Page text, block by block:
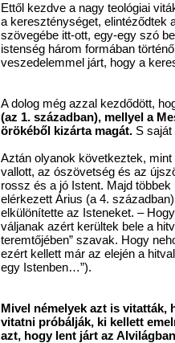
Ettől kezdve a nagy teológiai
a kereszténységet, elintéződtek
szövegébe itt-ott, egy-egy szó
istenség három formában
veszedelemmel járt, hogy a
A dolog még azzal kezdődött,
(az 1. században), mellyel a
örökéből kizárta magát. S saját
Aztán olyanok következtek, mint
vallott, az ószövetség és az
rossz és a jó Istent. Majd
elérkezett Árius (a 4.
elkülönítette az Isteneket. –
váljanak azért kerültek bele a
teremtőjében” szavak. Hogy
ezért kellett már az elején a
egy Istenben…”).
Mivel némelyek azt is vitatták,
vitatni próbálják, ki kellett
azt, hogy lent járt az